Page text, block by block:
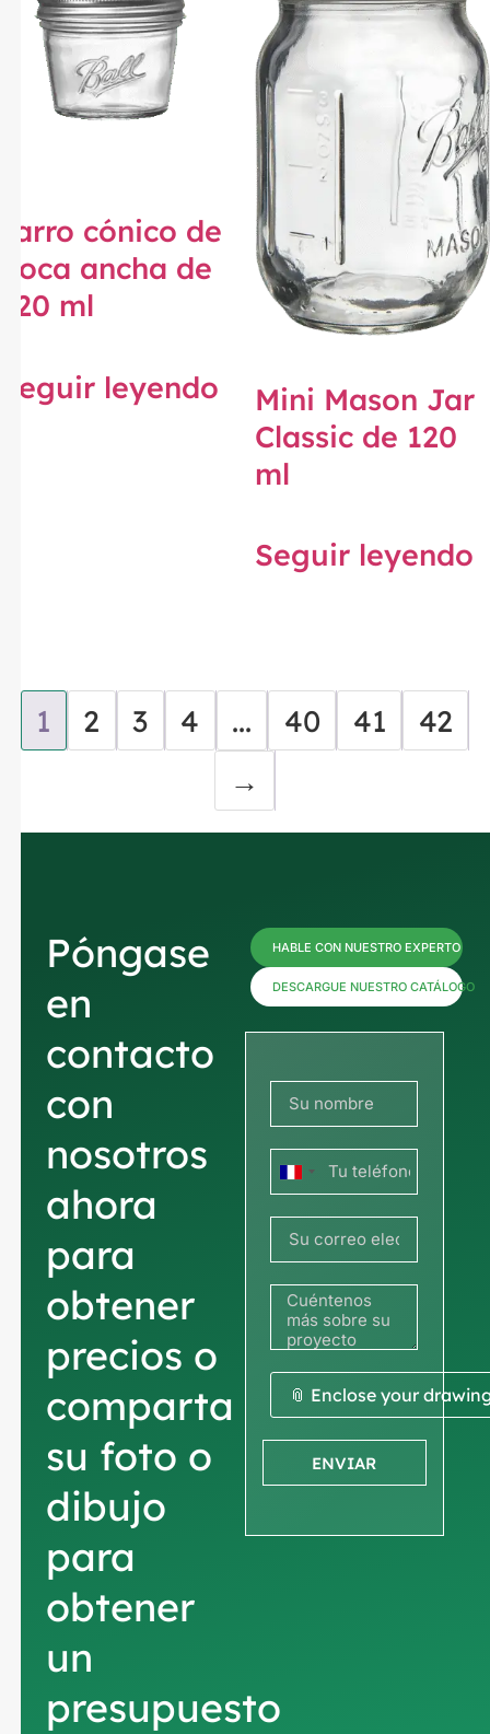
Tarro cónico de
boca ancha de
120 ml
Seguir leyendo
Mini Mason Jar
Classic de 120
ml
Seguir leyendo
1 2 3 4 ... 40 41
42
→
Póngase
en
contacto
con
nosotros
ahora
para
obtener
precios o
comparta
su foto o
dibujo
para
obtener
un
presupuesto
HABLE CON NUESTRO EXPERTO
DESCARGUE NUESTRO CATÁLOGO
Francia
+33
📎 Enclose your
ENVIAR